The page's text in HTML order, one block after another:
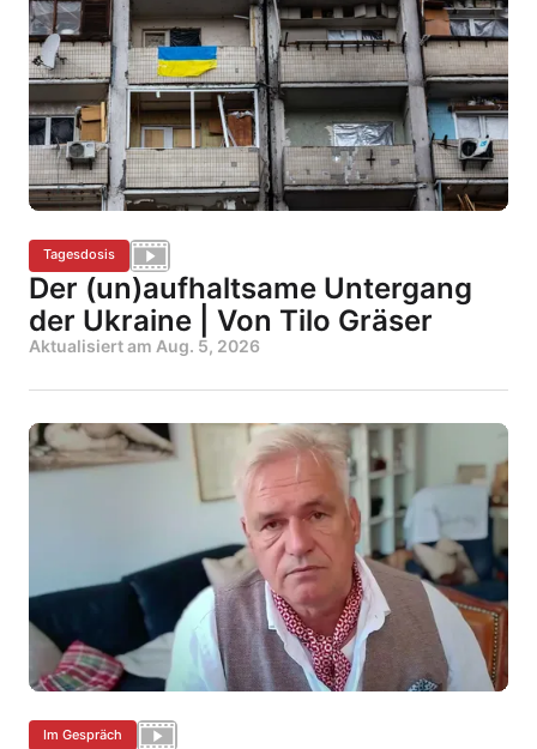
Tagesdosis
Der (un)aufhaltsame Untergang
der Ukraine | Von Tilo Gräser
Aktualisiert am Aug. 5, 2026
Im Gespräch